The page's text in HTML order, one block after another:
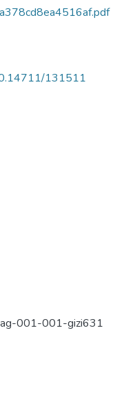
131511
001-001-gizi631